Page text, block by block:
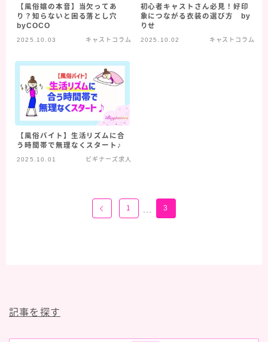
【風俗嬢の本音】当欠ってあ
り？知らないと困る落とし穴
byCOCO
2025.10.03 キャストコラム
初心者キャストさん必見！好印
象につながる衣装の選び方 by
りせ
2025.10.02 キャストコラム
【風俗バイト】生活リズムに合
う時間帯で無理なくスタート♪
2025.10.01 ビギナーズ求人
1 … 3
記事を探す